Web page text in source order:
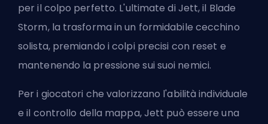
per il colpo perfetto. L'ultimate di Jett, il Blade
Storm, la trasforma in un formidabile cecchino
solista, premiando i colpi precisi con reset e
mantenendo la pressione sui suoi nemici.
Per i giocatori che valorizzano l'abilità individuale
e il controllo della mappa, Jett può essere una